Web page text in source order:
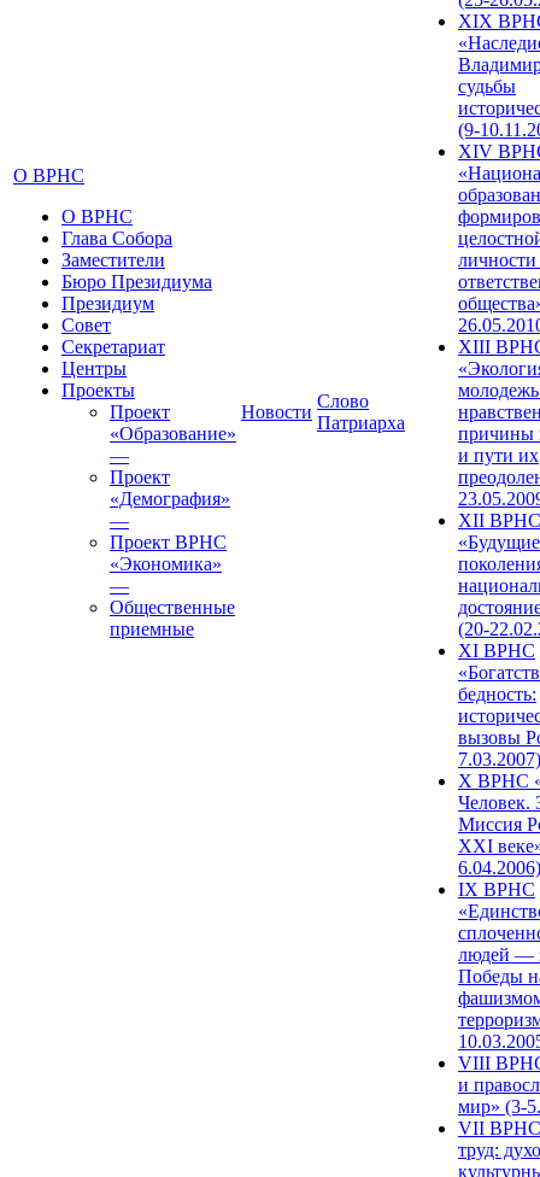
О ВРНС
О ВРНС
Глава Собора
Заместители
Бюро Президиума
Президиум
Совет
Секретариат
Центры
Проекты
Проект
«Образование»
—
Проект
«Демография»
—
Проект ВРНС
«Экономика»
—
Общественные
приемные
Новости
Слово
Патриарха
XIX
судьбы
(9-
XIV
XIII
причины
и пути их
XII ВРНС
«Будущие
(20-
XI ВРНС
бедность:
вызовы
7.03.2007)
X ВРНС
Человек.
Миссия
XXI
6.04.2006)
IX ВРНС
людей —
Победы
VIII
и
мир» (3-
VII ВРНС
труд: